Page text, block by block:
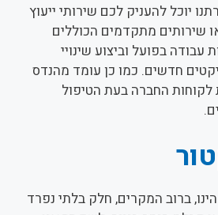
יוכל להעניק לכם שירותי ייעוץ
שירותים מתקדמים הכוללים
עבודה בפועל וביצוע שינויי
חדשים. כמו כן עומד מהנדס
לקוחות החברה בעת הטיפול
ברוב המקרים, חלק בלתי נפרד